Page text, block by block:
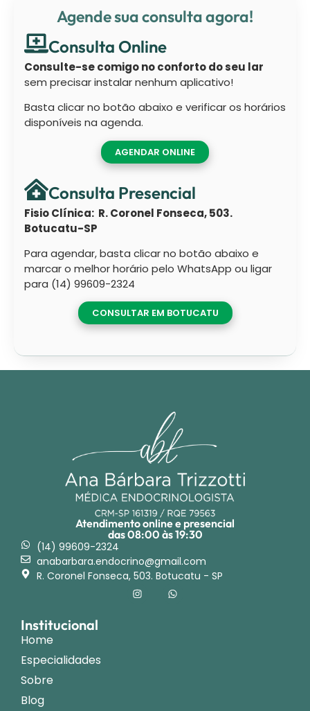
Agende sua consulta agora!
Consulta Online
Consulte-se comigo no conforto do seu lar
sem precisar instalar nenhum aplicativo!
Basta clicar no botão abaixo e verificar os horários
disponíveis na agenda.
AGENDAR ONLINE
Consulta Presencial
Fisio Clínica: R. Coronel Fonseca, 503.
Botucatu-SP
Para agendar, basta clicar no botão abaixo e
marcar o melhor horário pelo WhatsApp ou ligar
para (14) 99609-2324
CONSULTAR EM BOTUCATU
Atendimento online e presencial
das 08:00 às 19:30
(14) 99609-2324
anabarbara.endocrino@gmail.com
R. Coronel Fonseca, 503. Botucatu - SP
Institucional
Home
Especialidades
Sobre
Blog